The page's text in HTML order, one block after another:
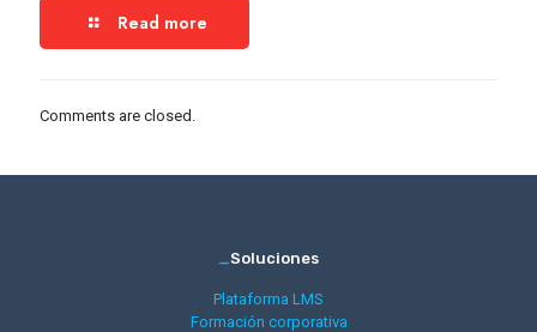
Read more
Comments are closed.
_Soluciones
Plataforma LMS
Formación corporativa